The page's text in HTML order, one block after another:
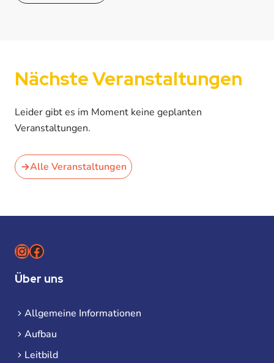
Nächste Veranstaltungen
Leider gibt es im Moment keine geplanten
Veranstaltungen.
Alle Veranstaltungen
Instagram
Facebook
Über uns
Allgemeine Informationen
Aufbau
Leitbild